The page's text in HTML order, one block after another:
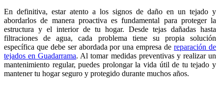
En definitiva, estar atento a los signos de daño en un tejado y
abordarlos de manera proactiva es fundamental para proteger la
estructura y el interior de tu hogar. Desde tejas dañadas hasta
filtraciones de agua, cada problema tiene su propia solución
específica que debe ser abordada por una empresa dereparación de
tejados en Guadarrama. Al tomar medidas preventivas y realizar un
mantenimiento regular, puedes prolongar la vida útil de tu tejado y
mantener tu hogar seguro y protegido durante muchos años.